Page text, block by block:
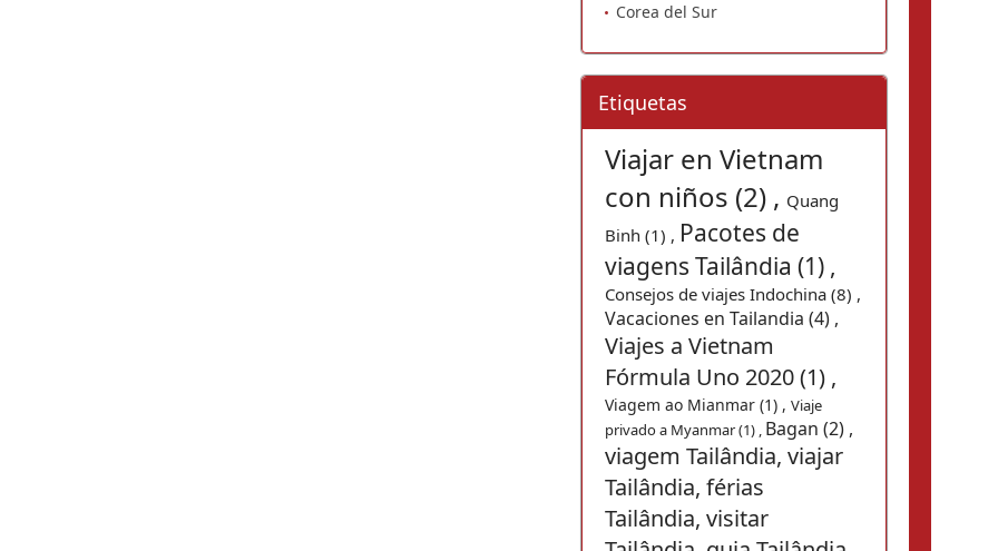
Corea del Sur
Etiquetas
Viajar en Vietnam
con niños (2) , Quang
Binh (1) , Pacotes de
viagens Tailândia (1) ,
Consejos de viajes Indochina (8) ,
Vacaciones en Tailandia (4) ,
Viajes a Vietnam
Fórmula Uno 2020 (1) ,
Viagem ao Mianmar (1) , Viaje
privado a Myanmar (1) , Bagan (2) ,
viagem Tailândia, viajar
Tailândia, férias
Tailândia, visitar